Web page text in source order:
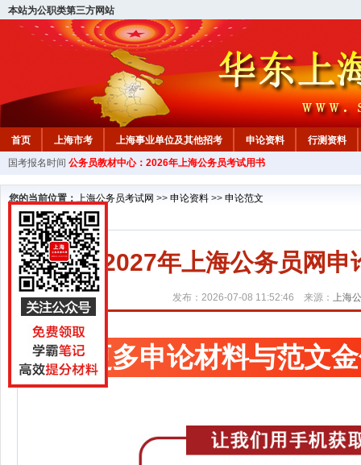
本站为公职类第三方网站
首页 上海市考 上海事业单位及其他招考 申论资料
行测资料
国考报名时间 公务员教材中心：2026年上海公务员考试用书
您的当前位置： 上海公务员考试网 >> 申论资料 >> 申论范文
2027年上海公务员网
发布：2026-07-08 11:52:46 来源： 上海
更多申论材料与范文